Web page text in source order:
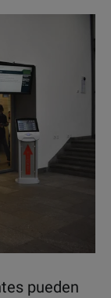
pueden